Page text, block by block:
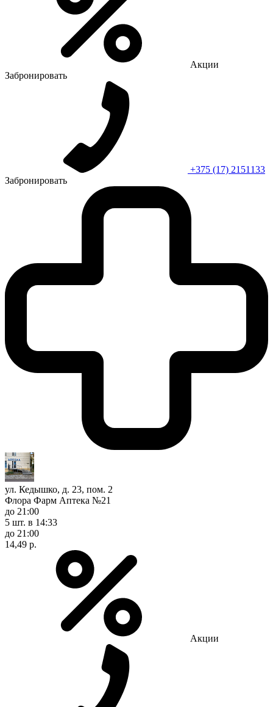
Акции
Забронировать
+375 (17) 2151133
Забронировать
ул. Кедышко, д. 23, пом. 2
Флора Фарм Аптека №21
до 21:00
5 шт. в 14:33
до 21:00
14,49 р.
Акции